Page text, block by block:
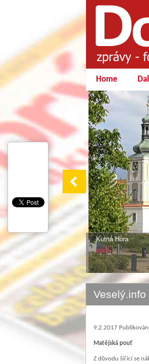
Home
Kutná Hora
Veselý.info
9.2.2017
Matějská pouť
Z důvodu šířící se